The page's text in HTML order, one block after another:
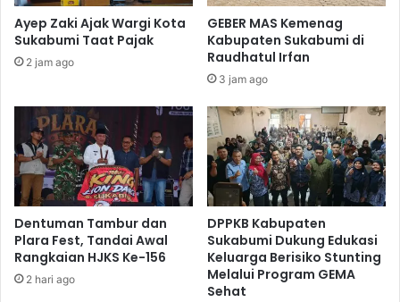
Ayep Zaki Ajak Wargi Kota
Sukabumi Taat Pajak
2 jam ago
GEBER MAS Kemenag
Kabupaten Sukabumi di
Raudhatul Irfan
3 jam ago
Dentuman Tambur dan
Plara Fest, Tandai Awal
Rangkaian HJKS Ke-156
2 hari ago
DPPKB Kabupaten
Sukabumi Dukung Edukasi
Keluarga Berisiko Stunting
Melalui Program GEMA
Sehat